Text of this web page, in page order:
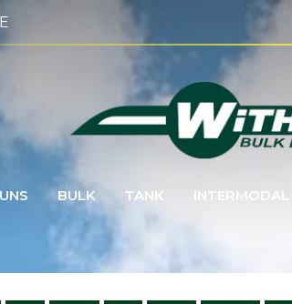
BULK TANK INTERMODAL